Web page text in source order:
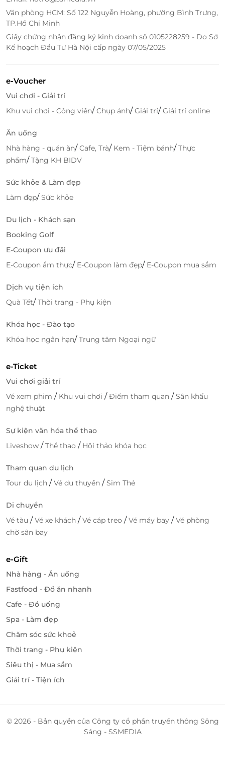
sống trong lành, mát mẻ, thư giãn và tái tạo lại năng
lượng, xua tan đi những mệt mỏi trong cuộc sống.
Khu nghỉ dưỡng là không gian lãng mạn để quý
người thân yêu của mình.
cùng chất lượng dịch vụ đẳng cấp, H'Mong Village
hứa hẹn sẽ mang đến sự hài lòng nhất tới mọi du
Truy cậpLifeLink
dẫn bạn nhé!
LifeLink
Văn phòng HCM: Số 122 Nguyễn Hoàng, phường Bình Trưng,
TP.Hồ Chí Minh
Giấy chứng nhận đăng ký kinh doanh số 0105228259 - Do Sở
Kế hoạch Đầu Tư Hà Nội cấp ngày 07/05/2025
e-Voucher
Vui chơi - Giải trí
Khu vui chơi - Công viên/Chụp ảnh/Giải trí/Giải trí online
Ăn uống
Nhà hàng - quán ăn/Cafe, Trà/ Kem - Tiệm bánh/Thực
phẩm/Tặng KH BIDV
Sức khỏe & Làm đẹp
Làm đẹp/Sức khỏe
Du lịch - Khách sạn
Booking Golf
E-Coupon ưu đãi
E-Coupon ẩm thực/ E-Coupon làm đẹp/ E-Coupon mua sắm
Dịch vụ tiện ích
Quà Tết/Thời trang - Phụ kiện
Khóa học - Đào tạo
Khóa học ngắn hạn/Trung tâm Ngoại ngữ
e-Ticket
Vui chơi giải trí
Vé xem phim / Khu vui chơi /Điểm tham quan /Sân khấu
nghệ thuật
Sự kiện văn hóa thể thao
Liveshow /Thể thao / Hội thảo khóa học
Tham quan du lịch
Tour du lịch /Vé du thuyền /Sim Thẻ
Di chuyển
Vé tàu /Vé xe khách /Vé cáp treo /Vé máy bay /Vé phòng
chờ sân bay
e-Gift
Nhà hàng - Ăn uống
Fastfood - Đồ ăn nhanh
Cafe - Đồ uống
Spa - Làm đẹp
Chăm sóc sức khoẻ
Thời trang - Phụ kiện
Siêu thị - Mua sắm
Giải trí - Tiện ích
© 2026 - Bản quyền của Công ty cổ phần truyền thông Sông
Sáng - SSMEDIA